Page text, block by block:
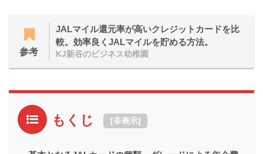
参考
JALマイル還元率が高いクレジットカードを比
較。効率良くJALマイルを貯める方法。
KJ新谷のビジネス幼稚園
もくじ [非表示]